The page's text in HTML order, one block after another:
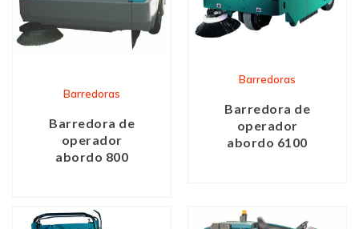
Barredoras
Barredora de
operador
abordo 800
Barredoras
Barredora de
operador
abordo 6100